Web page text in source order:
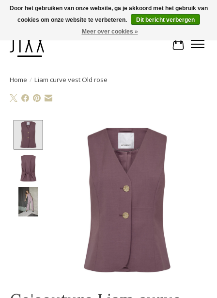
Voor 14.00 uur besteld, vandaag verstuurd | Gratis verzending vanaf € 75
Home / Liam curve vest Old rose
Product image slideshow Items
Door het gebruiken van onze website, ga je akkoord met het gebruik van
cookies om onze website te verbeteren.
Dit bericht verbergen
Meer over cookies »